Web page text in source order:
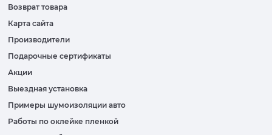
Возврат товара
Карта сайта
Производители
Подарочные сертификаты
Акции
Выездная установка
Примеры шумоизоляции авто
Работы по оклейке пленкой